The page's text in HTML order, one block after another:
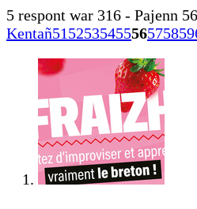
5 respont war 316 - Pajenn
Kentañ515253545556575859